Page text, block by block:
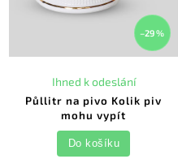
–29 %
Půllitr na pivo Kolik piv
mohu vypít
Ihned k odeslání
Do košíku